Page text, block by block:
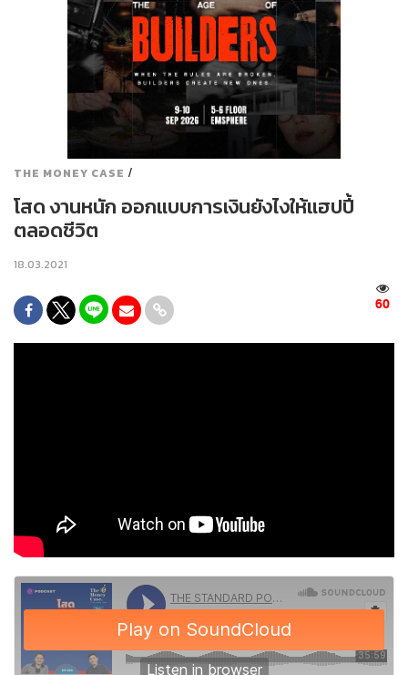
THE MONEY CASE /
โสด งานหนัก ออกแบบการเงินยังไงให้แฮปปี้
ตลอดชีวิต
18.03.2021
60